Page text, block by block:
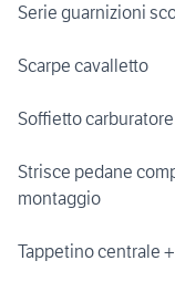
Serie guarnizioni
Scarpe cavalletto
Soffietto carburatore
Strisce pedane
montaggio
Tappetino centrale